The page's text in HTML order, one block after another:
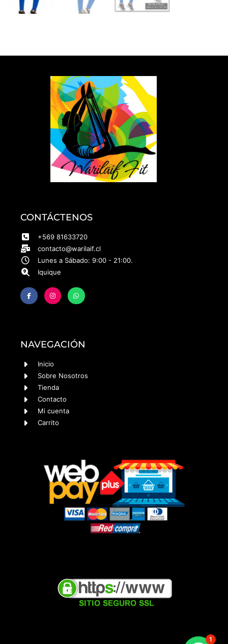
CONTÁCTENOS
+569 81633720
contacto@warilaif.cl
Lunes a Sábado: 9:00 - 21:00.
Iquique
NAVEGACIÓN
Inicio
Sobre Nosotros
Tienda
Contacto
Mi cuenta
Carrito
1